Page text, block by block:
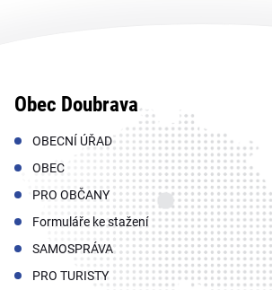
Obec Doubrava
OBECNÍ ÚŘAD
OBEC
PRO OBČANY
Formuláře ke stažení
SAMOSPRÁVA
PRO TURISTY